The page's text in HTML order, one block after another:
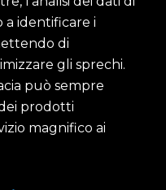
a identificare i
di
gli sprechi.
può sempre
prodotti
magnifico ai